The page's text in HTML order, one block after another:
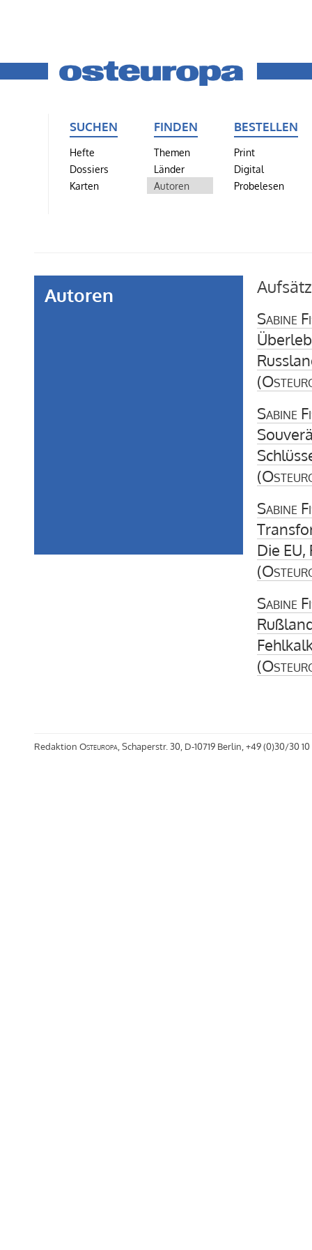
SUCHEN
Hefte
Dossiers
Karten
FINDEN
Themen
Länder
Autoren
BESTELLEN
Print
Digital
Probelesen
Autoren
Sabine
(
Sabine
(
Sabine
Die
(
Sabine
(
Redaktion Osteuropa , Schaperstr. 30, D-10719 Berlin, +49 (0)30/30